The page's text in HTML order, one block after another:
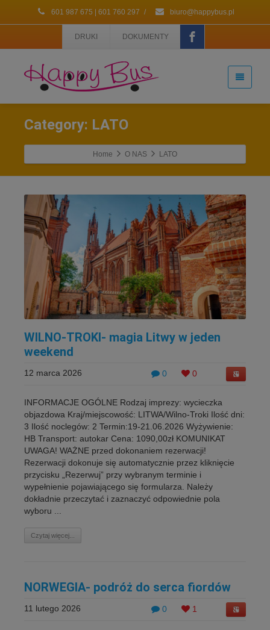
601 987 675 | 601 760 297 / biuro@happybus.pl
DRUKI DOKUMENTY
Category: LATO
Home O NAS LATO
WILNO-TROKI- magia Litwy w jeden
weekend
0 0
12 marca 2026
INFORMACJE OGÓLNE Rodzaj imprezy: wycieczka
objazdowa Kraj/miejscowość: LITWA/Wilno-Troki Ilość dni:
3 Ilość noclegów: 2 Termin:19-21.06.2026 Wyżywienie:
HB Transport: autokar Cena: 1090,00zł KOMUNIKAT
UWAGA! WAŻNE przed dokonaniem rezerwacji!
Rezerwacji dokonuje się automatycznie przez kliknięcie
przycisku „Rezerwuj” przy wybranym terminie i
wypełnienie pojawiającego się formularza. Należy
dokładnie przeczytać i zaznaczyć odpowiednie pola
wyboru ...
Czytaj więcej...
NORWEGIA- podróż do serca fiordów
0 1
11 lutego 2026